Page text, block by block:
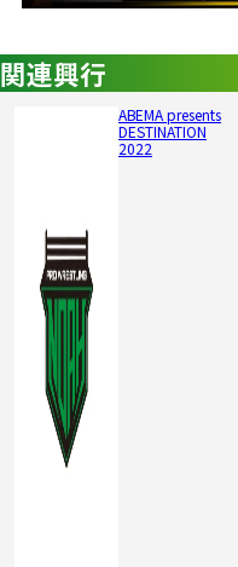
関連興行
ABEMA presents
DESTINATION
2022